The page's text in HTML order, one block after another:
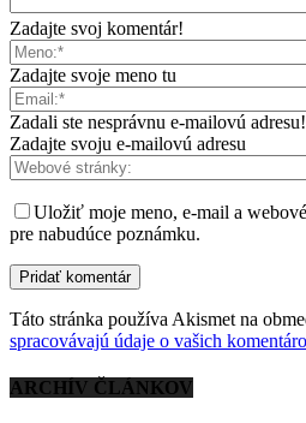
Zadajte svoj komentár!
Zadajte svoje meno tu
Zadali ste nesprávnu e-mailovú adresu!
Zadajte svoju e-mailovú adresu
Uložiť moje meno, e-mail a
pre nabudúce poznámku.
Táto stránka používa Akismet na
spracovávajú údaje o vašich
ARCHÍV ČLÁNKOV